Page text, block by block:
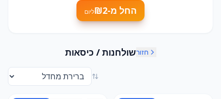
החל מ-₪2 ליום
חזורשולחנות / כיסאות